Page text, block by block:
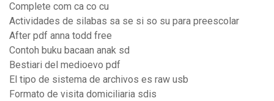
Complete com ca co cu
Actividades de silabas sa se si so su para preescolar
After pdf anna todd free
Contoh buku bacaan anak sd
Bestiari del medioevo pdf
El tipo de sistema de archivos es raw usb
Formato de visita domiciliaria sdis